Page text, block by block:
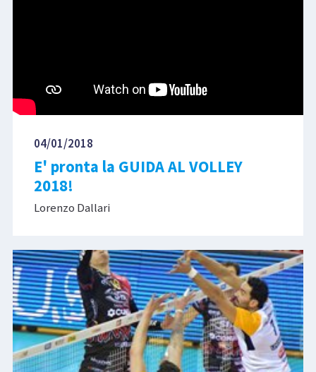
04/01/2018
E' pronta la GUIDA AL VOLLEY
2018!
Lorenzo Dallari